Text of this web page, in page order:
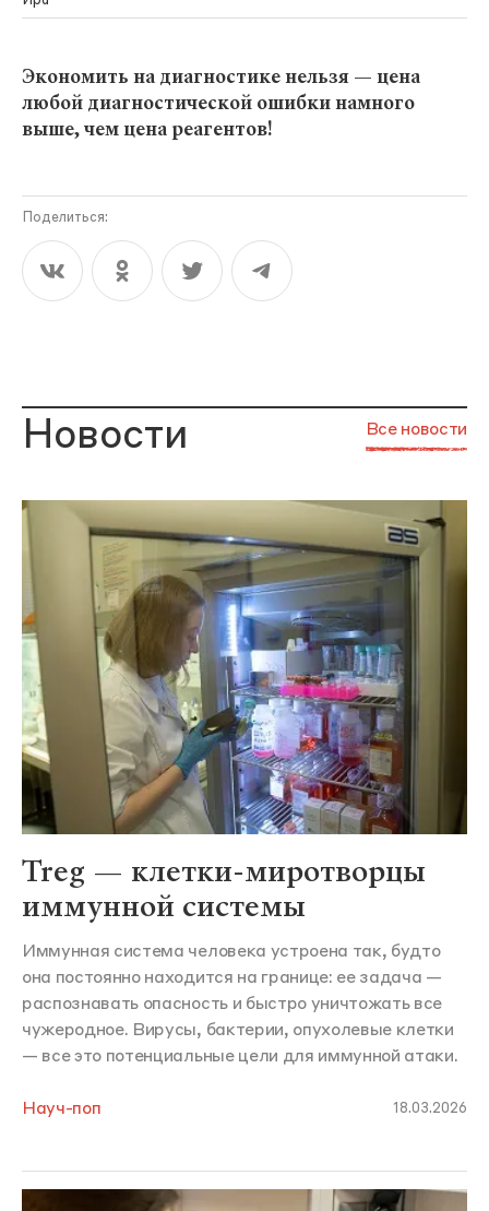
Экономить на диагностике нельзя — цена
любой диагностической ошибки намного
выше, чем цена реагентов!
Поделиться:
Новости Все новости
Treg — клетки-миротворцы
иммунной системы
Иммунная система человека устроена так, будто
она постоянно находится на границе: ее задача —
распознавать опасность и быстро уничтожать все
чужеродное. Вирусы, бактерии, опухолевые клетки
— все это потенциальные цели для иммунной атаки.
Науч-поп 18.03.2026